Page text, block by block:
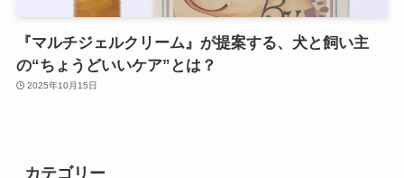
『マルチジェルクリーム』が提案する、犬と飼い主
の“ちょうどいいケア”とは？
2025年10月15日
カテゴリー